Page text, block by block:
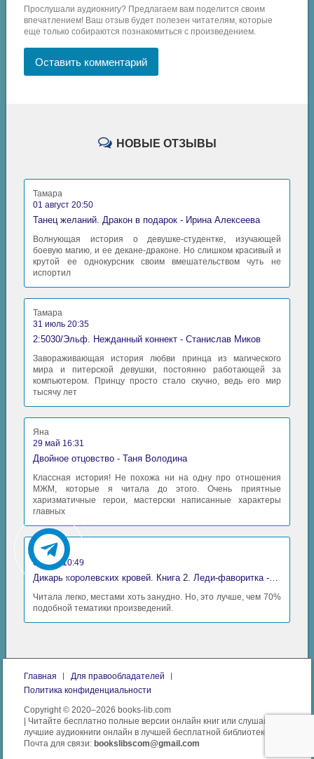
Прослушали аудиокнигу? Предлагаем вам поделится своим
впечатлением! Ваш отзыв будет полезен читателям, которые
еще только собираются познакомиться с произведением.
Оставить комментарий
НОВЫЕ ОТЗЫВЫ
Тамара
01 август 20:50
Танец желаний. Дракон в подарок - Ирина Алексеева
Волнующая история о девушке-студентке, изучающей
боевую магию, и ее декане-драконе. Но слишком красивый и
крутой ее однокурсник своим вмешательством чуть не
испортил
Тамара
31 июль 20:35
2:5030/Эльф. Нежданный коннект - Станислав Миков
Завораживающая история любви принца из магического
мира и питерской девушки, постоянно работающей за
компьютером. Принцу просто стало скучно, ведь его мир
тысячу лет
Яна
29 май 16:31
Двойное отцовство - Таня Володина
Классная история! Не похожа ни на одну про отношения
МЖМ, которые я читала до этого. Очень приятные
харизматичные герои, мастерски написанные характеры
главных
Аида
06 май 10:49
Читала легко, местами хоть занудно. Но, это лучше, чем 70%
подобной тематики произведений.
Главная
Для правообладателей
Политика конфиденциальности
Copyright © 2020–2026 books-lib.com
| Читайте бесплатно полные версии онлайн книг или слушайте
лучшие аудиокниги онлайн в лучшей бесплатной библиотеке.
Почта для связи:bookslibscom@gmail.com